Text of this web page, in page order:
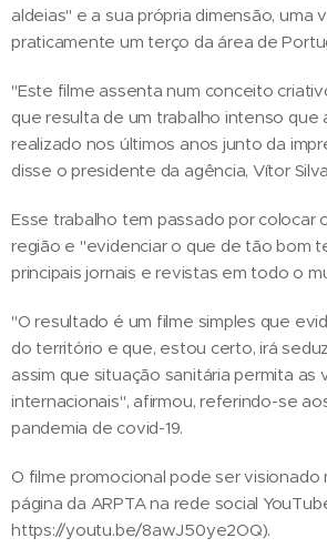
aldeias" e a sua própria dimensão, uma
praticamente um terço da área de
"Este filme assenta num conceito
que resulta de um trabalho intenso que
realizado nos últimos anos junto da
disse o presidente da agência, Vítor
Esse trabalho tem passado por colocar
região e "evidenciar o que de tão bom
principais jornais e revistas em todo o
"O resultado é um filme simples que
do território e que, estou certo, irá
assim que situação sanitária permita as
internacionais", afirmou, referindo-se
pandemia de covid-19.
O filme promocional pode ser visionado
página da ARPTA na rede social
https://youtu.be/8awJ50ye2OQ).